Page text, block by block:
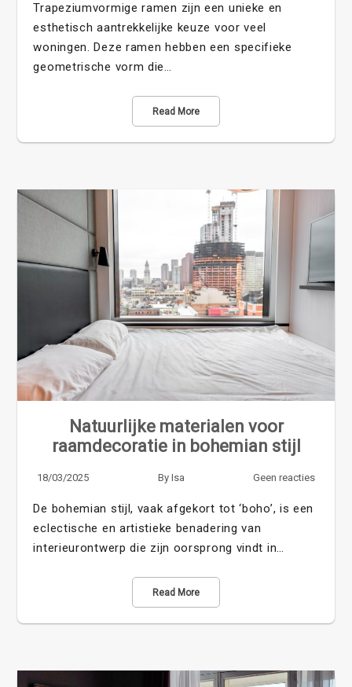
Trapeziumvormige ramen zijn een unieke en
esthetisch aantrekkelijke keuze voor veel
woningen. Deze ramen hebben een specifieke
geometrische vorm die…
Read More
Natuurlijke materialen voor
raamdecoratie in bohemian stijl
18/03/2025 By Isa Geen reacties
De bohemian stijl, vaak afgekort tot ‘boho’, is een
eclectische en artistieke benadering van
interieurontwerp die zijn oorsprong vindt in…
Read More